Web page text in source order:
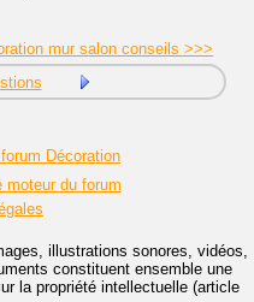
mur salon conseils >>>
Décoration
moteur du forum
illustrations sonores, vidéos,
constituent ensemble une
la propriété intellectuelle (article